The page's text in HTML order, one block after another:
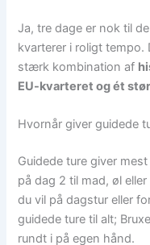
Ja, tre dage er nok til
kvarterer i roligt tempo.
stærk kombination af
EU-kvarteret og ét
Hvornår giver guidede
Guidede ture giver
på dag 2 til mad, øl
du vil på dagstur eller
guidede ture til alt;
rundt i på egen hånd.